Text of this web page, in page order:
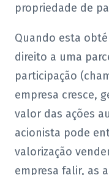
propriedade de
Quando esta
direito a uma
participação
empresa cresce,
valor das ações
acionista pode
valorização
empresa falir, as